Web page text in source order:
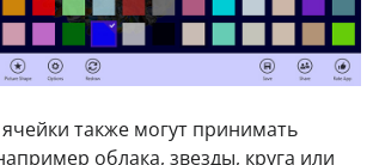
также могут принимать
облака, звезды, круга или